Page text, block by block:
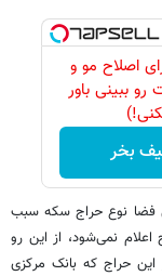
اصلاح مو و
ببینی باور
بخر
فضا نوع حراج سکه سبب
اعلام نمی‌شود، از این رو
این حراج که بانک مرکزی